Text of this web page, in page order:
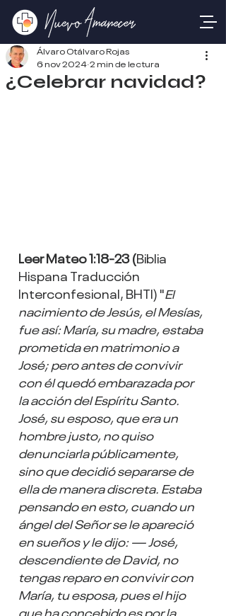
¿Celebrar navidad?
Álvaro Otálvaro Rojas
6 nov 2024 2 min de lectura
Leer Mateo 1:18-23 (Biblia
Hispana Traducción
Interconfesional, BHTI) "El
nacimiento de Jesús, el Mesías,
fue así: María, su madre, estaba
prometida en matrimonio a
José; pero antes de convivir
con él quedó embarazada por
la acción del Espíritu Santo.
José, su esposo, que era un
hombre justo, no quiso
denunciarla públicamente,
sino que decidió separarse de
ella de manera discreta. Estaba
pensando en esto, cuando un
ángel del Señor se le apareció
en sueños y le dijo: — José,
descendiente de David, no
tengas reparo en convivir con
María, tu esposa, pues el hijo
que ha concebido es por la